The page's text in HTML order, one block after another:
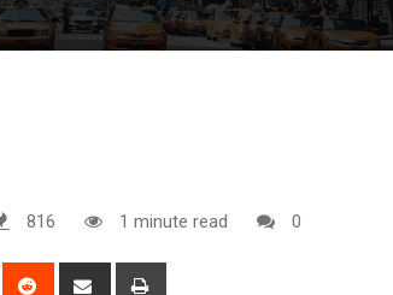
816 1 minute read 0
Pinterest Reddit
Share